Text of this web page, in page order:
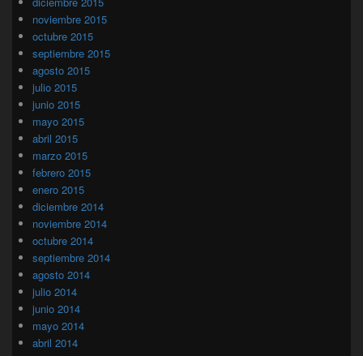
noviembre 2015
octubre 2015
septiembre 2015
agosto 2015
julio 2015
junio 2015
mayo 2015
abril 2015
marzo 2015
febrero 2015
enero 2015
diciembre 2014
noviembre 2014
octubre 2014
septiembre 2014
agosto 2014
julio 2014
junio 2014
mayo 2014
abril 2014